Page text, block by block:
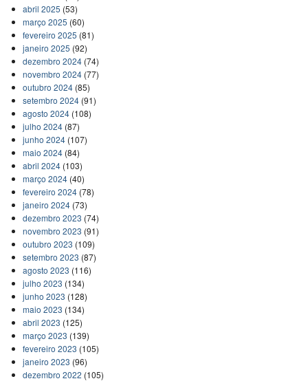
abril 2025 (53)
março 2025 (60)
fevereiro 2025 (81)
janeiro 2025 (92)
dezembro 2024(74)
novembro 2024(77)
outubro 2024(85)
setembro 2024(91)
agosto 2024(108)
julho 2024(87)
junho 2024(107)
maio 2024(84)
abril 2024(103)
março 2024(40)
fevereiro 2024(78)
janeiro 2024(73)
dezembro 2023 (74)
novembro 2023 (91)
outubro 2023 (109)
setembro 2023 (87)
agosto 2023 (116)
julho 2023 (134)
junho 2023 (128)
maio 2023 (134)
abril 2023 (125)
março 2023 (139)
fevereiro 2023 (105)
janeiro 2023 (96)
dezembro 2022 (105)